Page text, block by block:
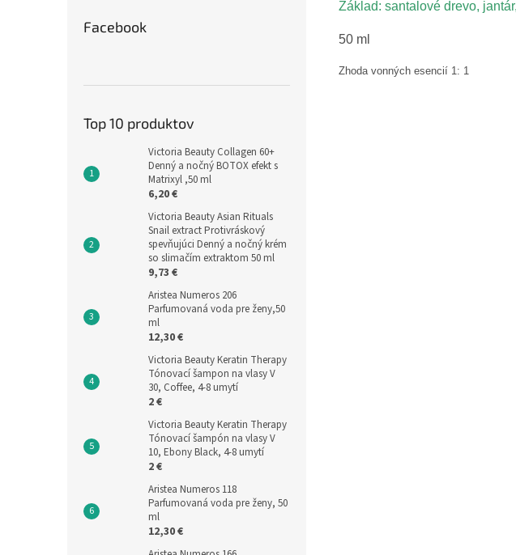
Facebook
Top 10 produktov
Victoria Beauty Collagen 60+
Denný a nočný BOTOX efekt s
Matrixyl ,50 ml
6,20 €
Victoria Beauty Asian Rituals
Snail extract Protivráskový
spevňujúci Denný a nočný krém
so slimačím extraktom 50 ml
9,73 €
Aristea Numeros 206
Parfumovaná voda pre ženy,50
ml
12,30 €
Victoria Beauty Keratin Therapy
Tónovací šampon na vlasy V
30, Coffee, 4-8 umytí
2 €
Victoria Beauty Keratin Therapy
Tónovací šampón na vlasy V
10, Ebony Black, 4-8 umytí
2 €
Aristea Numeros 118
Parfumovaná voda pre ženy, 50
ml
12,30 €
Základ: santalové drevo, jantár
50 ml
Zhoda vonných esencií 1: 1